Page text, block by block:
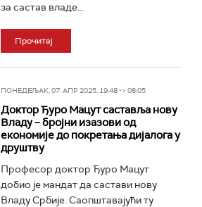
за састав владе...
Прочитај
ПОНЕДЕЉАК, 07. АПР 2025, 19:48 -> 08:05
Доктор Ђуро Мацут саставља нову
Владу – бројни изазoви од
економије до покретања дијалога у
друштву
Професор доктор Ђуро Мацут
добио је мандат да састави нову
Владу Србије. Саопштавајући ту